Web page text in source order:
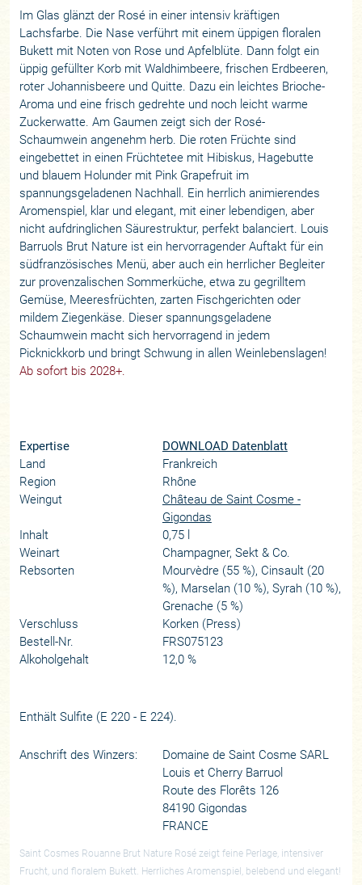
Im Glas glänzt der Rosé in einer intensiv kräftigen
Lachsfarbe. Die Nase verführt mit einem üppigen floralen
Bukett mit Noten von Rose und Apfelblüte. Dann folgt ein
üppig gefüllter Korb mit Waldhimbeere, frischen Erdbeeren,
roter Johannisbeere und Quitte. Dazu ein leichtes Brioche-
Aroma und eine frisch gedrehte und noch leicht warme
Zuckerwatte. Am Gaumen zeigt sich der Rosé-
Schaumwein angenehm herb. Die roten Früchte sind
eingebettet in einen Früchtetee mit Hibiskus, Hagebutte
und blauem Holunder mit Pink Grapefruit im
spannungsgeladenen Nachhall. Ein herrlich animierendes
Aromenspiel, klar und elegant, mit einer lebendigen, aber
nicht aufdringlichen Säurestruktur, perfekt balanciert. Louis
Barruols Brut Nature ist ein hervorragender Auftakt für ein
südfranzösisches Menü, aber auch ein herrlicher Begleiter
zur provenzalischen Sommerküche, etwa zu gegrilltem
Gemüse, Meeresfrüchten, zarten Fischgerichten oder
mildem Ziegenkäse. Dieser spannungsgeladene
Schaumwein macht sich hervorragend in jedem
Picknickkorb und bringt Schwung in allen Weinlebenslagen!
Ab sofort bis 2028+.
Expertise
DOWNLOAD Datenblatt
Land
Frankreich
Region
Rhône
Weingut
Château de Saint Cosme -
Gigondas
Inhalt
0,75 l
Weinart
Champagner, Sekt & Co.
Rebsorten
Mourvèdre (55 %), Cinsault (20
%), Marselan (10 %), Syrah (10 %),
Grenache (5 %)
Verschluss
Korken (Press)
Bestell-Nr.
FRS075123
Alkoholgehalt
12,0 %
Enthält Sulfite (E 220 - E 224).
Anschrift des Winzers:
Domaine de Saint Cosme SARL
Louis et Cherry Barruol
Route des Florêts 126
84190 Gigondas
FRANCE
Saint Cosmes Rouanne Brut Nature Rosé zeigt feine Perlage, intensiver
Frucht, und floralem Bukett. Herrliches Aromenspiel, belebend und elegant!